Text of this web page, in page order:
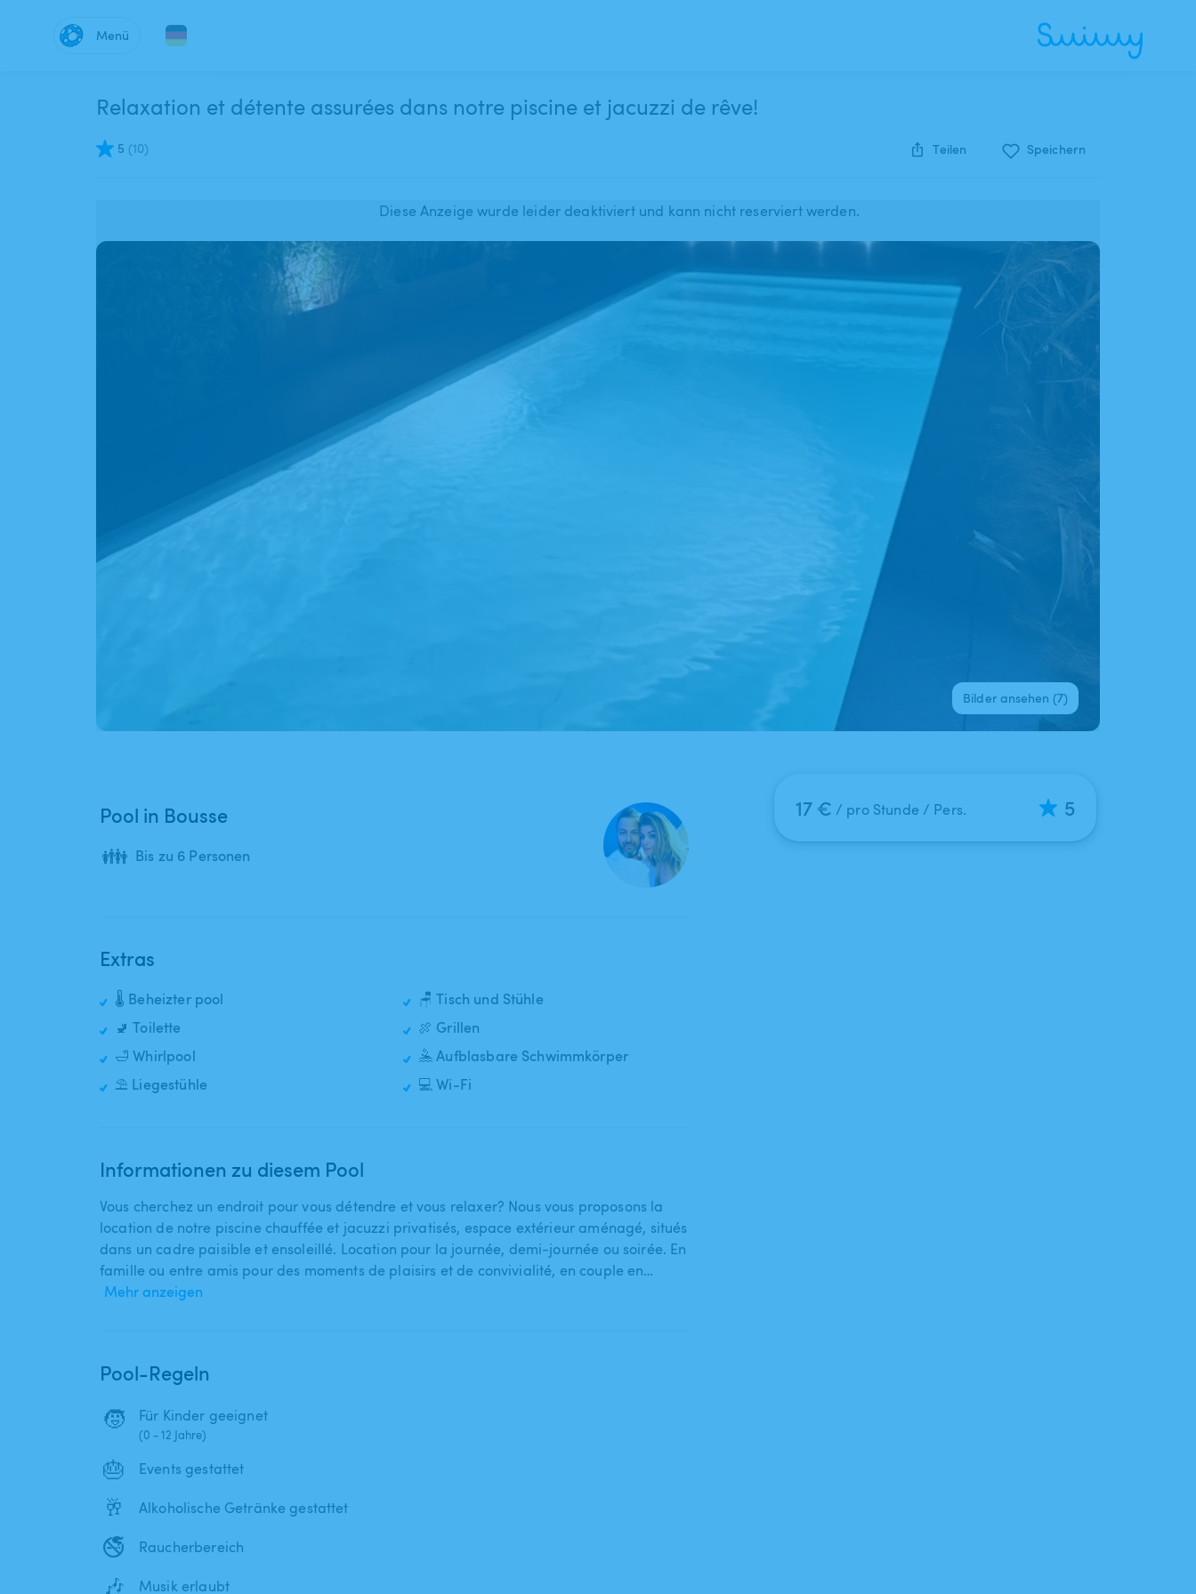
Menü
Relaxation et détente assurées dans notre piscine et jacuzzi de rêve!
5 (10) Teilen Speichern
Diese Anzeige wurde leider deaktiviert und kann nicht reserviert werden.
Bilder ansehen (7)
Pool in Bousse
👪 Bis zu 6 Personen
Extras
🌡️ Beheizter pool
🚽 Toilette
🛁 Whirlpool
⛱️ Liegestühle
🪑 Tisch und Stühle
🍖 Grillen
🤽 Aufblasbare Schwimmkörper
💻 Wi-Fi
Informationen zu diesem Pool
Vous cherchez un endroit pour vous détendre et vous relaxer? Nous vous proposons la
location de notre piscine chauffée et jacuzzi privatisés​,​ espace extérieur aménagé​,​ situés
dans un cadre paisible et ensoleillé. Location pour la journée​,​ demi-journée ou soirée. En
famille ou entre amis pour des moments de plaisirs et de convivialité​,​ en couple en…
Mehr anzeigen
Pool-Regeln
🧒 Für Kinder geeignet
(0 - 12 Jahre)
🎂 Events gestattet
🥂 Alkoholische Getränke gestattet
🚭 Raucherbereich
🎶 Musik erlaubt
17 € / pro Stunde / Pers. 5